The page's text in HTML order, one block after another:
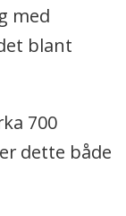
med
blant
700
dette både